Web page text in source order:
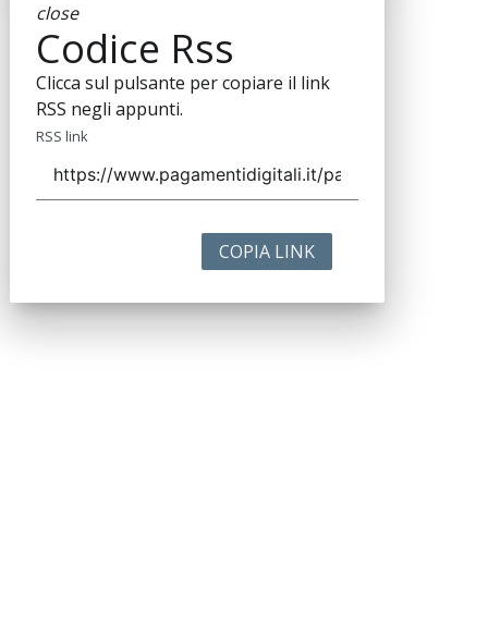
close
Codice Rss
Clicca sul pulsante per copiare il link
RSS negli appunti.
RSS link
COPIA LINK